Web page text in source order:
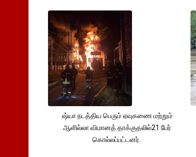
ஷ்யா நடத்திய பெரும் ஏவுகணை மற்றும்
ஆளில்லா விமானத் தாக்குதலில்21 பேர்
கொல்லப்பட்டனர்.